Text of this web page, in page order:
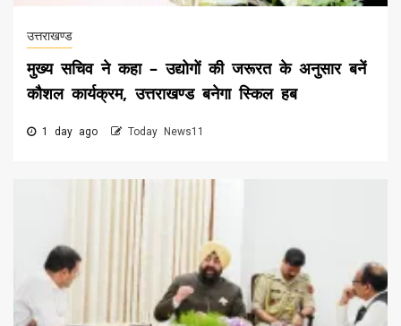
उत्तराखण्ड
मुख्य सचिव ने कहा – उद्योगों की जरूरत के अनुसार बनें
कौशल कार्यक्रम, उत्तराखण्ड बनेगा स्किल हब
1 day ago Today News11